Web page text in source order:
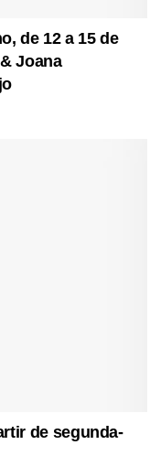
de 12 a 15 de
Joana
de segunda-